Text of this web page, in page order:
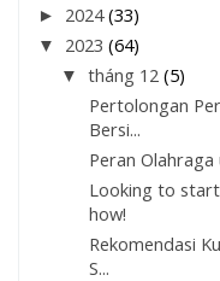
► 2024(33)
▼ 2023 (64)
▼tháng 12(5)
Pertolongan
Bersi...
Peran
Looking to start
how!
Rekomendasi
S...